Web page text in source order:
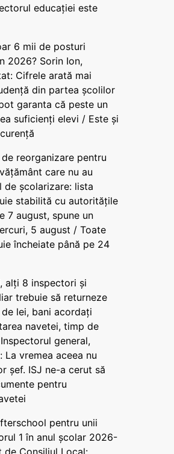
educației este
6 mii de posturi
2026? Sorin Ion,
Cifrele arată mai
din partea școlilor
garanta că peste un
suficienți elevi / Este și
reorganizare pentru
care nu au
de școlarizare: lista
stabilită cu autoritățile
7 august, spune un
5 august / Toate
încheiate până pe 24
alți 8 inspectori și
trebuie să returneze
lei, bani acordați
navetei, timp de
general,
La vremea aceea nu
șef. ISJ ne-a cerut să
pentru
pentru unii
1 în anul școlar 2026-
de Consiliul Local: